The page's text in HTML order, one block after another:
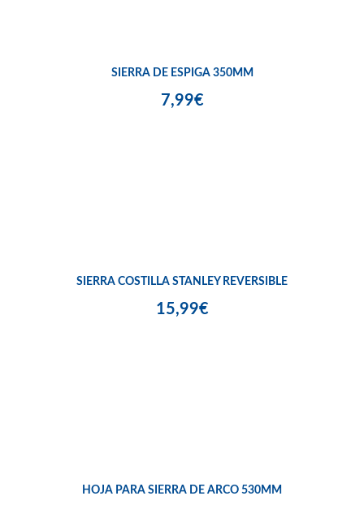
SIERRA DE ESPIGA 350MM
7,99€
SIERRA COSTILLA STANLEY REVERSIBLE
15,99€
HOJA PARA SIERRA DE ARCO 530MM